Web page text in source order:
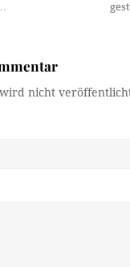
wird nicht